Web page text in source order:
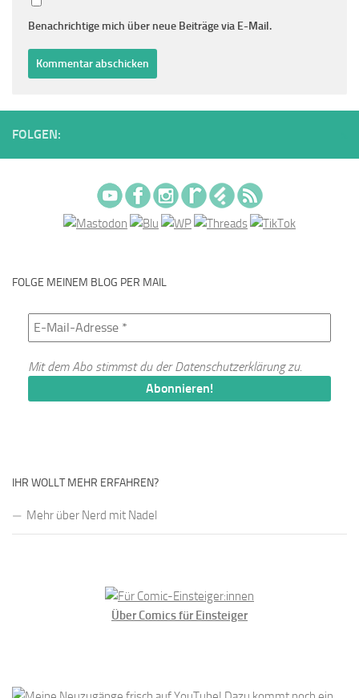
Benachrichtige mich über neue Beiträge via E-Mail.
FOLGEN:
FOLGE MEINEM BLOG PER MAIL
Mit dem Abo stimmst du derDatenschutzerklärungzu.
IHR WOLLT MEHR ERFAHREN?
Mehr über Nerd mit Nadel
Über Comics für Einsteiger